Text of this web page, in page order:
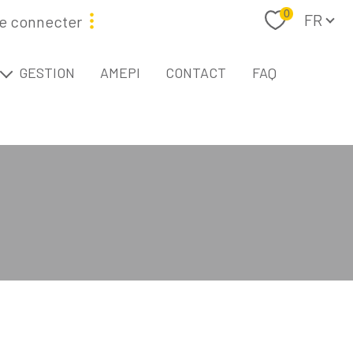
connecter 0 FR
GESTION AMEPI CONTACT FAQ